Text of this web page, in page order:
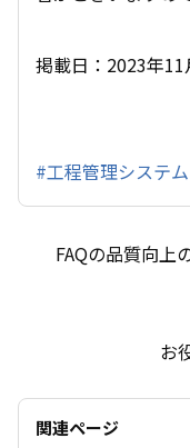
掲載日：2023年11
#工程管理システム
お
関連ページ